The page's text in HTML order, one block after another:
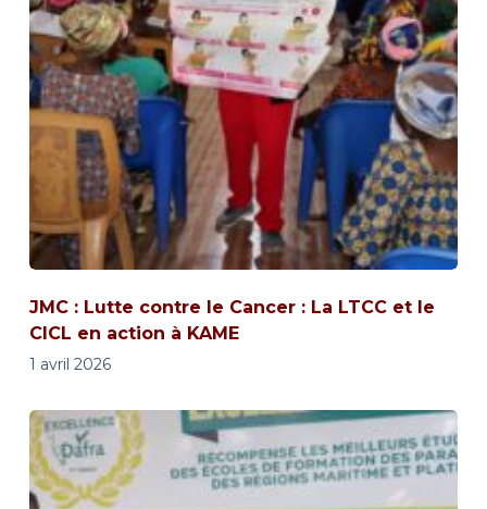
JMC : Lutte contre le Cancer : La LTCC et le
CICL en action à KAME
1 avril 2026